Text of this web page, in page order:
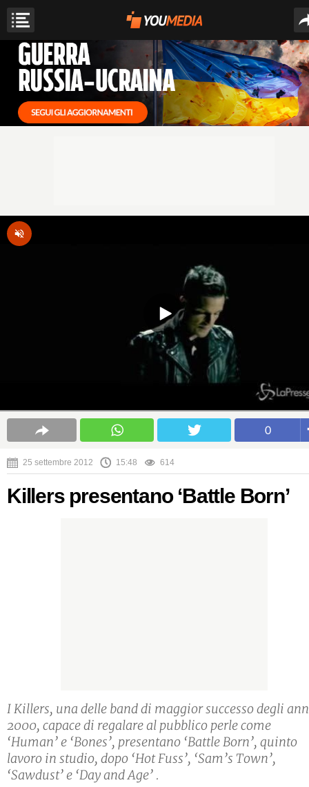
0
25 settembre 2012 15:48 614
Killers presentano ‘Battle Born’
I Killers, una delle band di maggior successo degli
2000, capace di regalare al pubblico perle come
‘Human’ e ‘Bones’, presentano ‘Battle Born’, quinto
lavoro in studio, dopo ‘Hot Fuss’, ‘Sam’s Town’,
‘Sawdust’ e ‘Day and Age’ .